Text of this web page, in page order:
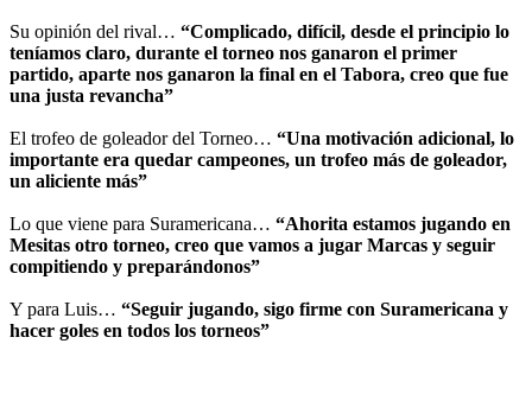
Su opinión del rival… “Complicado, difícil, desde el principio lo
teníamos claro, durante el torneo nos ganaron el primer
partido, aparte nos ganaron la final en el Tabora, creo que fue
una justa revancha”
El trofeo de goleador del Torneo… “Una motivación adicional, lo
importante era quedar campeones, un trofeo más de goleador,
un aliciente más”
Lo que viene para Suramericana… “Ahorita estamos jugando en
Mesitas otro torneo, creo que vamos a jugar Marcas y seguir
compitiendo y preparándonos”
Y para Luis… “Seguir jugando, sigo firme con Suramericana y
hacer goles en todos los torneos”